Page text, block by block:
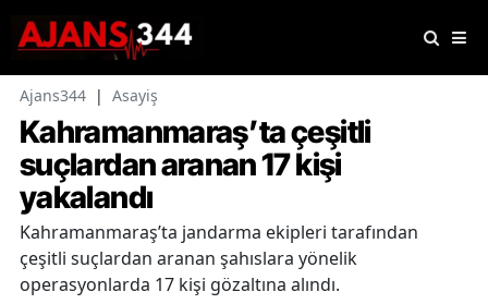
Ajans344 | Asayiş
Kahramanmaraş’ta çeşitli
suçlardan aranan 17 kişi
yakalandı
Kahramanmaraş’ta jandarma ekipleri tarafından
çeşitli suçlardan aranan şahıslara yönelik
operasyonlarda 17 kişi gözaltına alındı.